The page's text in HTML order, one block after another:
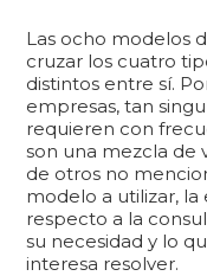
Las ocho modelos
cruzar los cuatro
distintos entre sí.
empresas, tan
requieren con
son una mezcla de
de otros no
modelo a utilizar,
respecto a la
su necesidad y lo
interesa resolver.